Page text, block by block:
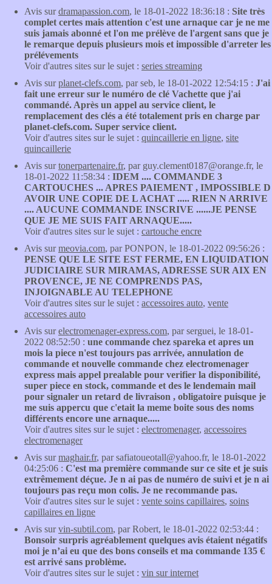
Avis surdramapassion.com, le 18-01-2022 18:36:18 : Site très
complet certes mais attention c'est une arnaque car je ne me
suis jamais abonné et l'on me prélève de l'argent sans que je
le remarque depuis plusieurs mois et impossible d'arreter les
prélévements
Voir d'autres sites sur le sujet : series streaming
Avis surplanet-clefs.com, par seb, le 18-01-2022 12:54:15 : J'ai
fait une erreur sur le numéro de clé Vachette que j'ai
commandé. Après un appel au service client, le
remplacement des clés a été totalement pris en charge par
planet-clefs.com. Super service client.
Voir d'autres sites sur le sujet : quincaillerie en ligne, site
quincaillerie
Avis surtonerpartenaire.fr, par guy.clement0187@orange.fr, le
18-01-2022 11:58:34 : IDEM .... COMMANDE 3
CARTOUCHES ... APRES PAIEMENT , IMPOSSIBLE D
AVOIR UNE COPIE DE L ACHAT ..... RIEN N ARRIVE
.... AUCUNE COMMANDE INSCRIVE ......JE PENSE
QUE JE ME SUIS FAIT ARNAQUE.....
Voir d'autres sites sur le sujet : cartouche encre
Avis surmeovia.com, par PONPON, le 18-01-2022 09:56:26 :
PENSE QUE LE SITE EST FERME, EN LIQUIDATION
JUDICIAIRE SUR MIRAMAS, ADRESSE SUR AIX EN
PROVENCE, JE NE COMPRENDS PAS,
INJOIGNABLE AU TELEPHONE
Voir d'autres sites sur le sujet : accessoires auto, vente
accessoires auto
Avis surelectromenager-express.com, par serguei, le 18-01-
2022 08:52:50 : une commande chez spareka et apres un
mois la piece n'est toujours pas arrivée, annulation de
commande et nouvelle commande chez electromenager
express mais appel prealable pour verifier la disponibilité,
super piece en stock, commande et des le lendemain mail
pour signaler un retard de livraison , obligatoire puisque je
me suis appercu que c'etait la meme boite sous des noms
différents encore une arnaque.....
Voir d'autres sites sur le sujet : electromenager, accessoires
electromenager
Avis surmaghair.fr, par safiatoueotall@yahoo.fr, le 18-01-2022
04:25:06 : C'est ma première commande sur ce site et je suis
extrêmement déçue. Je n ai pas de numéro de suivi et je n ai
toujours pas reçu mon colis. Je ne recommande pas.
Voir d'autres sites sur le sujet : vente soins capillaires, soins
capillaires en ligne
Avis survin-subtil.com, par Robert, le 18-01-2022 02:53:44 :
Bonsoir surpris agréablement quelques avis étaient négatifs
moi je n’ai eu que des bons conseils et ma commande 135 €
est arrivé sans problème.
Voir d'autres sites sur le sujet : vin sur internet